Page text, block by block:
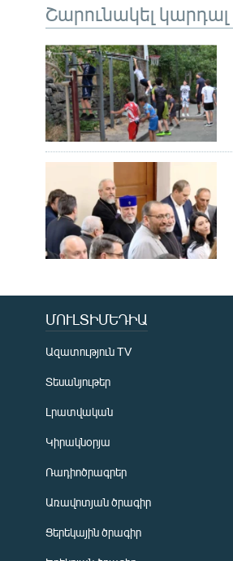
Շարունակել կարդալ
ՄՈՒԼՏԻՄԵԴԻԱ
Ազատություն TV
Տեսանյութեր
Լրատվական
Կիրակնօրյա
Ռադիոծրագրեր
Առավոտյան ծրագիր
Ցերեկային ծրագիր